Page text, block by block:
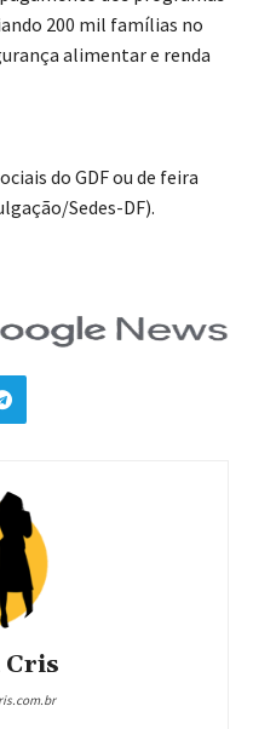
200 mil famílias no
alimentar e renda
do GDF ou de feira
Sedes-DF).
Cris